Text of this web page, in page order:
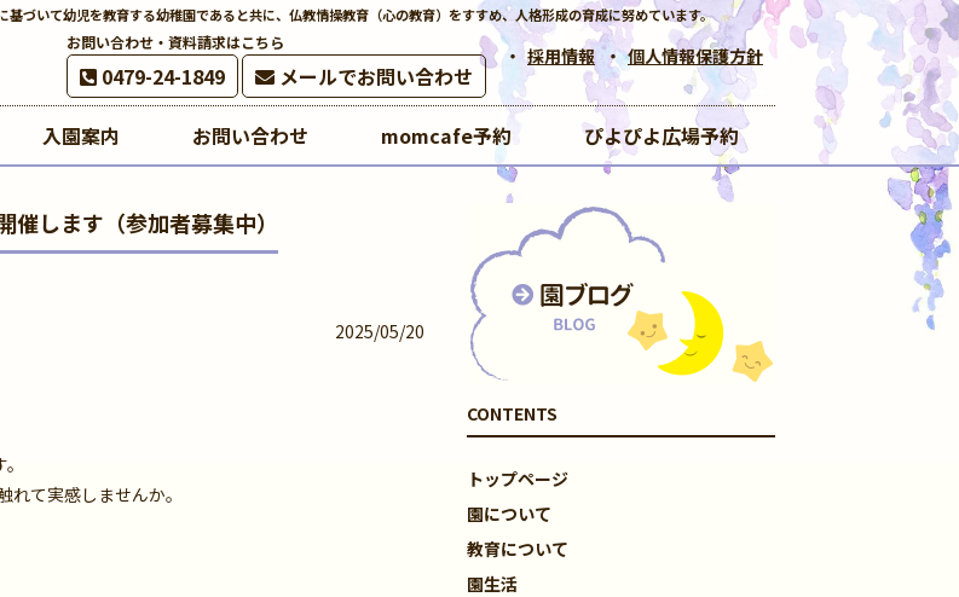
づいて幼児を教育する幼稚園であると共に、仏教情操教育（心の教育）をすすめ、人格形成の育成に努めています。
お問い合わせ・資料請求はこちら
0479-24-1849 メールでお問い合わせ
採用情報 個人情報保護方針
入園案内 お問い合わせ momcafe予約 ぴよぴよ広場予約
します（参加者募集中）
2025/05/20
て実感しませんか。
CONTENTS
トップページ
園について
教育について
園生活